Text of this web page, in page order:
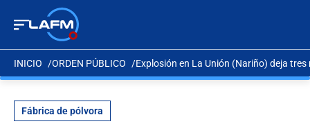
INICIO ORDEN PÚBLICO Explosión en La Unión (Nariño) deja
Fábrica de pólvora